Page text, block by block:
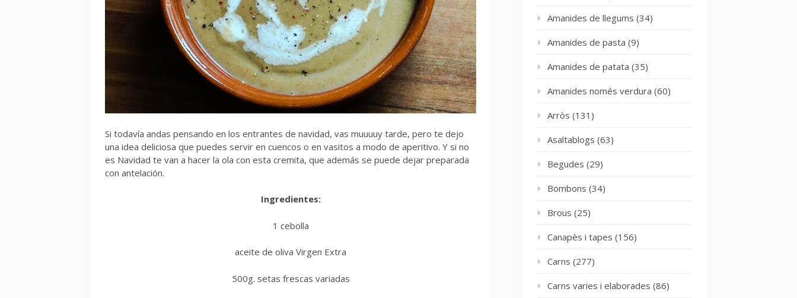
Si todavía andas pensando en los entrantes de navidad, vas muuuuy tarde, pero te dejo
una idea deliciosa que puedes servir en cuencos o en vasitos a modo de aperitivo. Y si no
es Navidad te van a hacer la ola con esta cremita, que además se puede dejar preparada
con antelación.
Ingredientes:
1 cebolla
aceite de oliva Virgen Extra
500g. setas frescas variadas
Amanides de llegums (34)
Amanides de pasta (9)
Amanides de patata (35)
Amanides només verdura (60)
Arròs (131)
Asaltablogs (63)
Begudes (29)
Bombons (34)
Brous (25)
Canapès i tapes (156)
Carns (277)
Carns varies i elaborades (86)